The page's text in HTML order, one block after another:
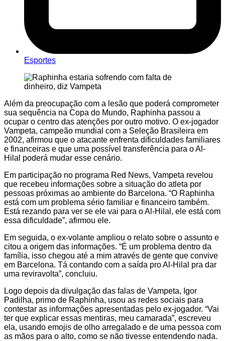
Esportes
Além da preocupação com a lesão que poderá comprometer
sua sequência na Copa do Mundo, Raphinha passou a
ocupar o centro das atenções por outro motivo. O ex-jogador
Vampeta, campeão mundial com a Seleção Brasileira em
2002, afirmou que o atacante enfrenta dificuldades familiares
e financeiras e que uma possível transferência para o Al-
Hilal poderá mudar esse cenário.
Em participação no programa Red News, Vampeta revelou
que recebeu informações sobre a situação do atleta por
pessoas próximas ao ambiente do Barcelona. “O Raphinha
está com um problema sério familiar e financeiro também.
Está rezando para ver se ele vai para o Al-Hilal, ele está com
essa dificuldade”, afirmou ele.
Em seguida, o ex-volante ampliou o relato sobre o assunto e
citou a origem das informações. “É um problema dentro da
família, isso chegou até a mim através de gente que convive
em Barcelona. Tá contando com a saída pro Al-Hilal pra dar
uma reviravolta”, concluiu.
Logo depois da divulgação das falas de Vampeta, Igor
Padilha, primo de Raphinha, usou as redes sociais para
contestar as informações apresentadas pelo ex-jogador. “Vai
ter que explicar essas mentiras, meu camarada”, escreveu
ela, usando emojis de olho arregalado e de uma pessoa com
as mãos para o alto, como se não tivesse entendendo nada.